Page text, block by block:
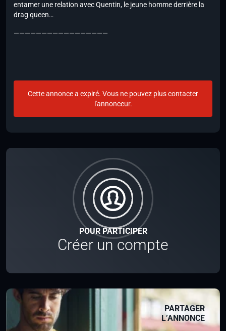
POUR PARTICIPER
Créer un compte
PARTAGER
L’ANNONCE
entamer une relation avec Quentin, le jeune homme derrière la
drag queen…
—————————————————
Cette annonce a expiré. Vous ne pouvez plus contacter
l'annonceur.